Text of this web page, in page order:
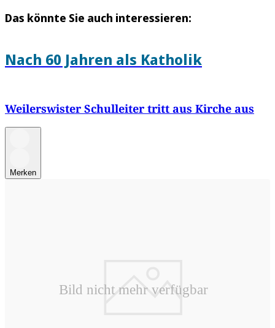
Das könnte Sie auch interessieren:
Nach 60 Jahren als Katholik
Weilerswister Schulleiter tritt aus Kirche aus
Merken